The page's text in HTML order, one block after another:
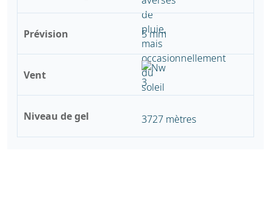
Prévision
Vent
Niveau de gel
5 mm
3727 mètres